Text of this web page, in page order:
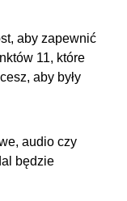
aby zapewnić
11, które
aby były
audio czy
będzie